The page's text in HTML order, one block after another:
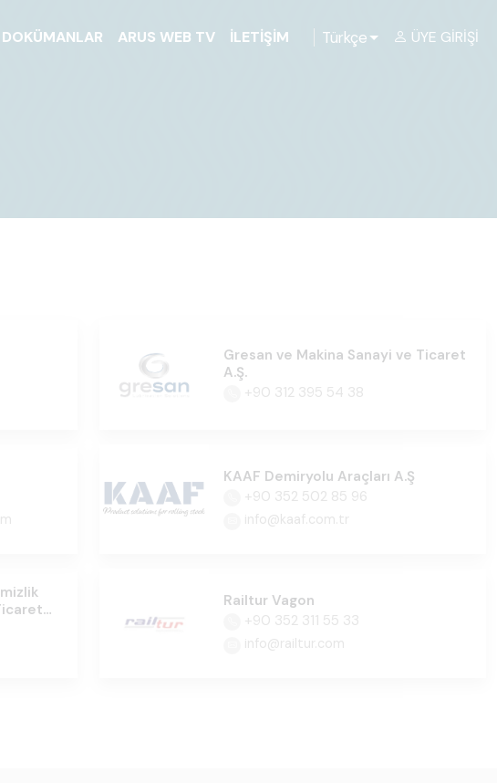
DOKÜMANLAR ARUS WEB TV İLETIŞIM Türkçe ÜYE GIRIŞI
Gresan ve Makina Sanayi ve Ticaret
A.Ş.
+90 312 395 54 38
KAAF Demiryolu Araçları A.Ş
+90 352 502 85 96
info@kaaf.com.tr
Railtur Vagon
+90 352 311 55 33
info@railtur.com